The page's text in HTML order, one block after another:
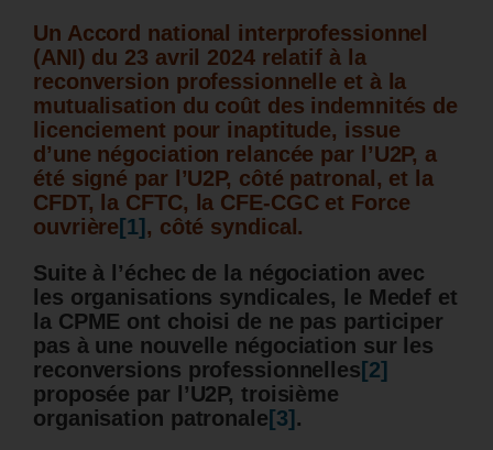
Un Accord national interprofessionnel
(ANI) du 23 avril 2024 relatif à la
reconversion professionnelle et à la
mutualisation du coût des indemnités de
licenciement pour inaptitude, issue
d’une négociation relancée par l’U2P, a
été signé par l’U2P, côté patronal, et la
CFDT, la CFTC, la CFE-CGC et Force
ouvrière [1] , côté syndical.
Suite à l’échec de la négociation avec
les organisations syndicales, le Medef et
la CPME ont choisi de ne pas participer
pas à une nouvelle négociation sur les
reconversions professionnelles [2]
proposée par l’U2P, troisième
organisation patronale [3] .